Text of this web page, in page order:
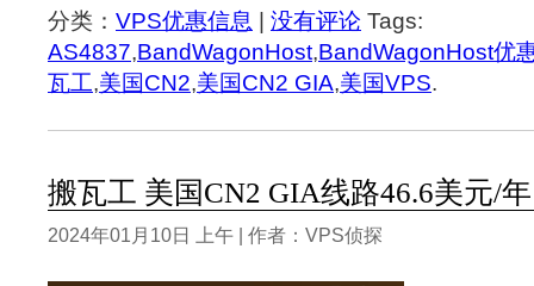
分类： VPS优惠信息 | 没有评论 Tags:
AS4837,BandWagonHost,BandWagonHost优
瓦工,美国CN2,美国CN2 GIA,美国VPS.
搬瓦工 美国CN2 GIA线路46.6美元/
2024年01月10日 上午 | 作者：VPS侦探